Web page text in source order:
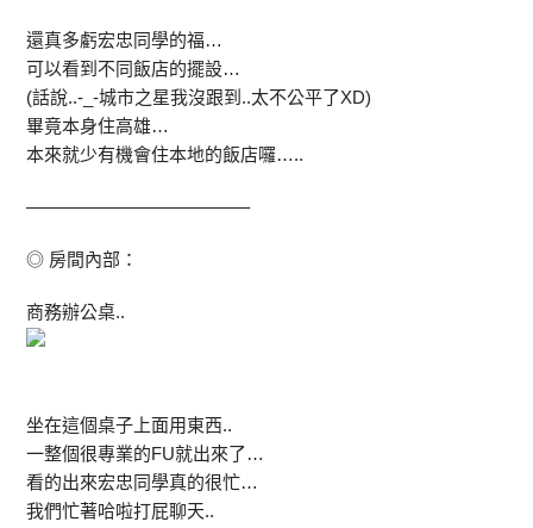
還真多虧宏忠同學的福…
可以看到不同飯店的擺設…
(話說..-_-城市之星我沒跟到..太不公平了XD)
畢竟本身住高雄…
本來就少有機會住本地的飯店囉…..
————————————–
◎ 房間內部：
商務辦公桌..
坐在這個桌子上面用東西..
一整個很專業的FU就出來了…
看的出來宏忠同學真的很忙…
我們忙著哈啦打屁聊天..